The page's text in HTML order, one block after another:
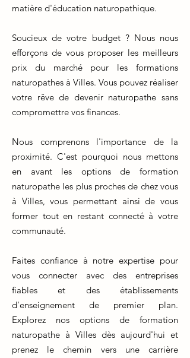
matière d'éducation naturopathique.
Soucieux de votre budget ? Nous nous
efforçons de vous proposer les meilleurs
prix du marché pour les formations
naturopathes à Villes. Vous pouvez réaliser
votre rêve de devenir naturopathe sans
compromettre vos finances.
Nous comprenons l'importance de la
proximité. C'est pourquoi nous mettons
en avant les options de formation
naturopathe les plus proches de chez vous
à Villes, vous permettant ainsi de vous
former tout en restant connecté à votre
communauté.
Faites confiance à notre expertise pour
vous connecter avec des entreprises
fiables et des établissements
d'enseignement de premier plan.
Explorez nos options de formation
naturopathe à Villes dès aujourd'hui et
prenez le chemin vers une carrière